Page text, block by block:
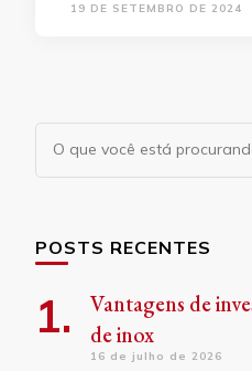
19 DE SETEMBRO DE 2024
Procurando
algo?
POSTS RECENTES
Vantagens de
de inox
16 de julho de 2026